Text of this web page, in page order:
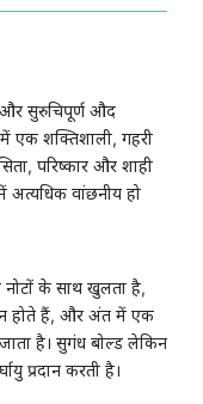
सुरुचिपूर्ण औद
एक शक्तिशाली, गहरी
परिष्कार और शाही
अत्यधिक वांछनीय हो
के साथ खुलता है,
होते हैं, और अंत में एक
है। सुगंध बोल्ड लेकिन
प्रदान करती है।